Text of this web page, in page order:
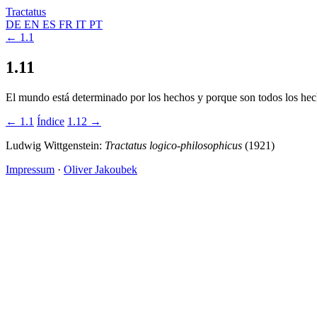
Tractatus
DE EN ES FR IT PT
← 1.1
1.11
El mundo está determinado por los hechos y porque son todos los
← 1.1 Índice 1.12 →
Ludwig Wittgenstein: Tractatus logico-philosophicus (1921)
Impressum · Oliver Jakoubek